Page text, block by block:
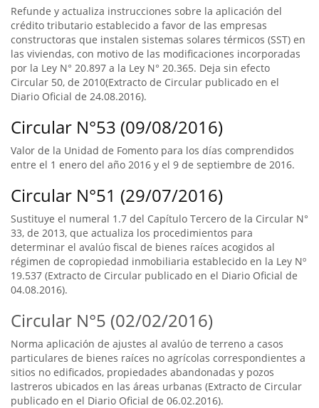
Refunde y actualiza instrucciones sobre la aplicación del
crédito tributario establecido a favor de las empresas
constructoras que instalen sistemas solares térmicos (SST) en
las viviendas, con motivo de las modificaciones incorporadas
por la Ley N° 20.897 a la Ley N° 20.365. Deja sin efecto
Circular 50, de 2010(Extracto de Circular publicado en el
Diario Oficial de 24.08.2016).
Circular N°53 (09/08/2016)
Valor de la Unidad de Fomento para los días comprendidos
entre el 1 enero del año 2016 y el 9 de septiembre de 2016.
Circular N°51 (29/07/2016)
Sustituye el numeral 1.7 del Capítulo Tercero de la Circular N°
33, de 2013, que actualiza los procedimientos para
determinar el avalúo fiscal de bienes raíces acogidos al
régimen de copropiedad inmobiliaria establecido en la Ley Nº
19.537 (Extracto de Circular publicado en el Diario Oficial de
04.08.2016).
Circular N°5 (02/02/2016)
Norma aplicación de ajustes al avalúo de terreno a casos
particulares de bienes raíces no agrícolas correspondientes a
sitios no edificados, propiedades abandonadas y pozos
lastreros ubicados en las áreas urbanas (Extracto de Circular
publicado en el Diario Oficial de 06.02.2016).